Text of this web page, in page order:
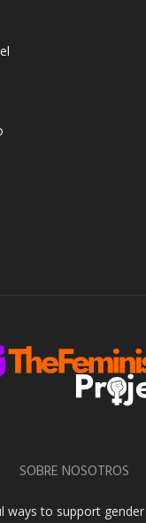
SOBRE NOSOTROS
ways to support